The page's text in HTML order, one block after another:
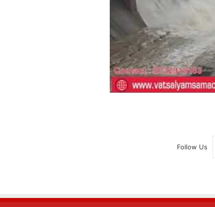
Follow Us